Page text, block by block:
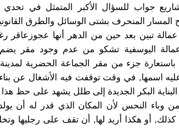
جواب للسؤال الأكبر المتمثل في تحدي
المسار المنحرف بشتى الوسائل والطرق
عمالة تبين بعد حين من الدهر أنها عجوزعاقر
اليوسفية تشكو من عدم وجود مقر يضم
باستعارة جزء من مقر الجماعة الحضرية
اسمها, في وقت توقفت فيه الأشغال عن
البكر الجديدة إلى طلل يشهد على حظ هذا
وباء النحس لأن المكان الذي قدر له أن
أو هكذا أريد لها, أن تقف على رجليها